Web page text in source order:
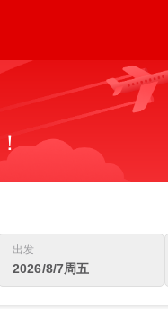
出发
2026/8/7周五